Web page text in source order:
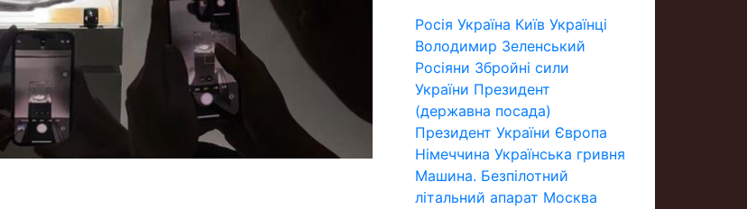
Росія Україна Київ Українці
Володимир Зеленський
Росіяни Збройні сили
України Президент
(державна посада)
Президент України Європа
Німеччина Українська гривня
Машина. Безпілотний
літальний апарат Москва